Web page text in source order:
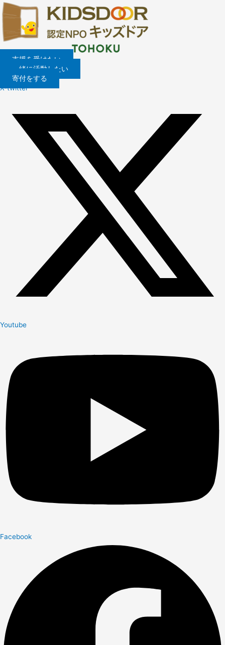
内
容
を
ス
キ
ッ
支援を受けたい
一緒に活動したい
寄付をする
X-twitter
Youtube
Facebook